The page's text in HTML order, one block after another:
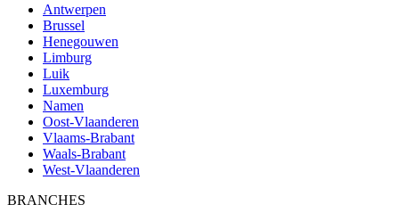
Antwerpen
Brussel
Henegouwen
Limburg
Luik
Luxemburg
Namen
Oost-Vlaanderen
Vlaams-Brabant
Waals-Brabant
West-Vlaanderen
BRANCHES